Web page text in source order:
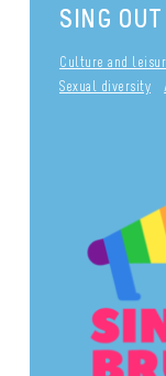
SING
Culture and
Sexual diversity